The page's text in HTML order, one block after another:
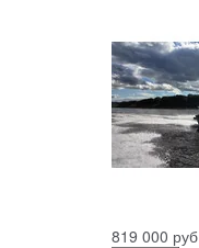
819 000 руб